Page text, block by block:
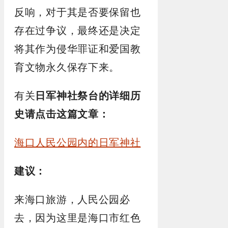
反响，对于其是否要保留也
存在过争议，最终还是决定
将其作为侵华罪证和爱国教
育文物永久保存下来。
有关 日军神社祭台的详细历
史请点击这篇文章：
海口人民公园内的日军神社
建议：
来海口旅游，人民公园必
去，因为这里是海口市红色